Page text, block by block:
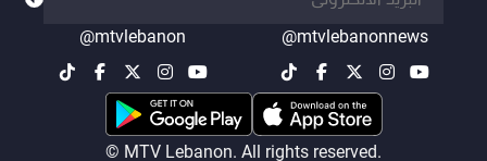
@mtvlebanonnews
@mtvlebanon
© MTV Lebanon. All rights reserved.